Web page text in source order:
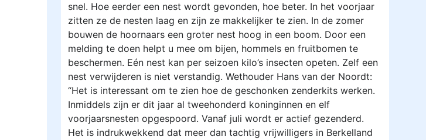
snel. Hoe eerder een nest wordt gevonden, hoe beter. In het voorjaar
zitten ze de nesten laag en zijn ze makkelijker te zien. In de zomer
bouwen de hoornaars een groter nest hoog in een boom. Door een
melding te doen helpt u mee om bijen, hommels en fruitbomen te
beschermen. Eén nest kan per seizoen kilo’s insecten opeten. Zelf een
nest verwijderen is niet verstandig. Wethouder Hans van der Noordt:
“Het is interessant om te zien hoe de geschonken zenderkits werken.
Inmiddels zijn er dit jaar al tweehonderd koninginnen en elf
voorjaarsnesten opgespoord. Vanaf juli wordt er actief gezenderd.
Het is indrukwekkend dat meer dan tachtig vrijwilligers in Berkelland